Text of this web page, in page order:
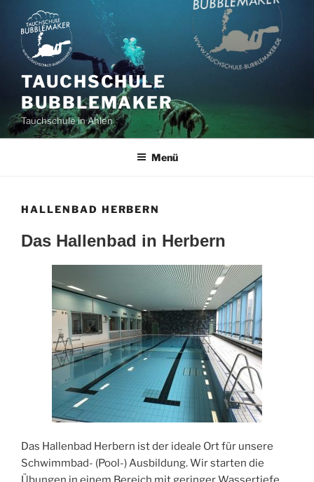
Inhalt
springen
TAUCHSCHULE
BUBBLEMAKER
Tauchschule in Ahlen
Menü
HALLENBAD HERBERN
Das Hallenbad in Herbern
Das Hallenbad Herbern ist der ideale Ort für unsere
Schwimmbad- (Pool-) Ausbildung. Wir starten die